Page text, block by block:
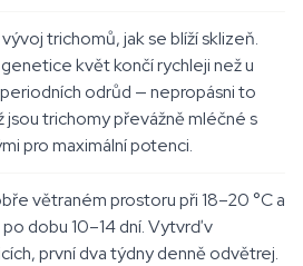
trichomů, jak se blíží sklizeň.
květ končí rychleji než u
odrůd — nepropásni to
jsou trichomy převážně mléčné s
pro maximální potenci.
větraném prostoru při 18–20 °C a
dobu 10–14 dní. Vytvrď v
první dva týdny denně odvětrej.